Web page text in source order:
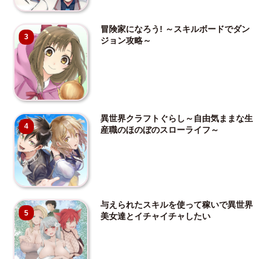
3
冒険家になろう! ～スキルボードでダン
ジョン攻略～
4
異世界クラフトぐらし～自由気ままな生
産職のほのぼのスローライフ～
5
与えられたスキルを使って稼いで異世界
美女達とイチャイチャしたい